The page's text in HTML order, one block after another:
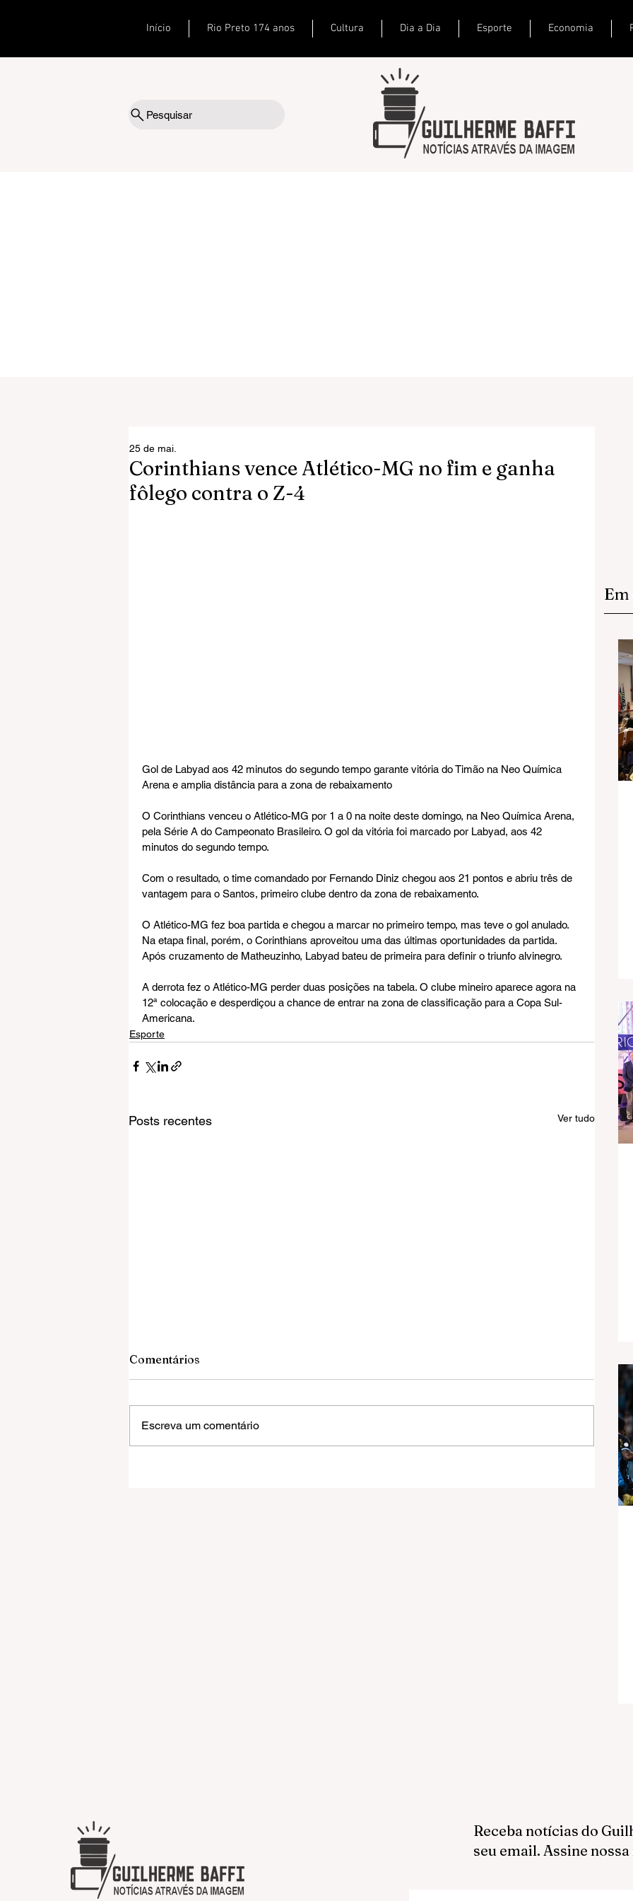
Início Rio Preto 174 anos Cultura Dia a Dia Esporte Economia
Pesquisar
Corinthians vence Atlético-MG no fim e ganha
fôlego contra o Z-4
25 de mai.
Gol de Labyad aos 42 minutos do segundo tempo garante vitória do Timão na Neo Química
Arena e amplia distância para a zona de rebaixamento
O Corinthians venceu o Atlético-MG por 1 a 0 na noite deste domingo, na Neo Química Arena,
pela Série A do Campeonato Brasileiro. O gol da vitória foi marcado por Labyad, aos 42
minutos do segundo tempo.
Com o resultado, o time comandado por Fernando Diniz chegou aos 21 pontos e abriu três de
vantagem para o Santos, primeiro clube dentro da zona de rebaixamento.
O Atlético-MG fez boa partida e chegou a marcar no primeiro tempo, mas teve o gol anulado.
Na etapa final, porém, o Corinthians aproveitou uma das últimas oportunidades da partida.
Após cruzamento de Matheuzinho, Labyad bateu de primeira para definir o triunfo alvinegro.
A derrota fez o Atlético-MG perder duas posições na tabela. O clube mineiro aparece agora na
12ª colocação e desperdiçou a chance de entrar na zona de classificação para a Copa Sul-
Americana.
Esporte
Posts recentes Ver tudo
Comentários
Escreva um comentário
Em
Receba notícias do
seu email. Assine